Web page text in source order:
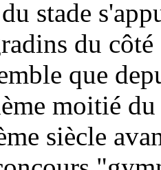
stade
du
que
moitié
siècle